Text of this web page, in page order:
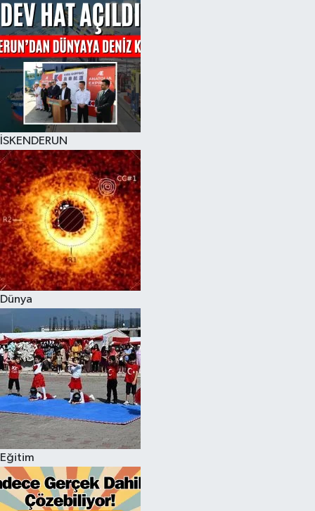
İSKENDERUN
Dünya
Eğitim